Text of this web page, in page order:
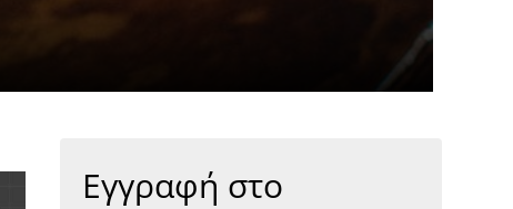
Εγγραφή στο